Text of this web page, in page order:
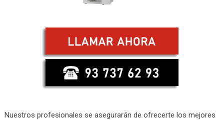
Nuestros profesionales se asegurarán de ofrecerte los mejores